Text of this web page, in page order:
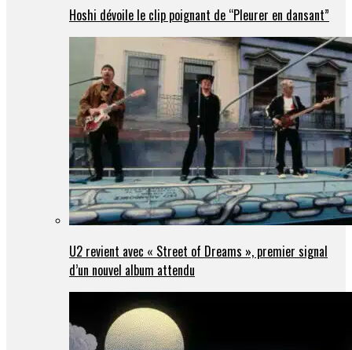
Hoshi dévoile le clip poignant de “Pleurer en dansant”
U2 revient avec « Street of Dreams », premier signal
d’un nouvel album attendu